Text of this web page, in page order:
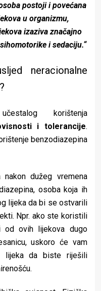
postoji i povećana
u organizmu,
izaziva značajno
i sedaciju.“
neracionalne
korištenja
i tolerancije.
benzodiazepina
dužeg vremena
osoba koja ih
lijeka da bi se ostvarili
Npr. ako ste koristili
od ovih lijekova dugo
uskoro će vam
lijeka da biste riješili